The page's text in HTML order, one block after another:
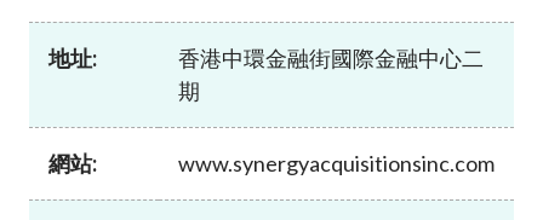
資料庫
加入本會
地址:
香港中環金融街國際金融中心二
期
網站: www.synergyacquisitionsinc.com